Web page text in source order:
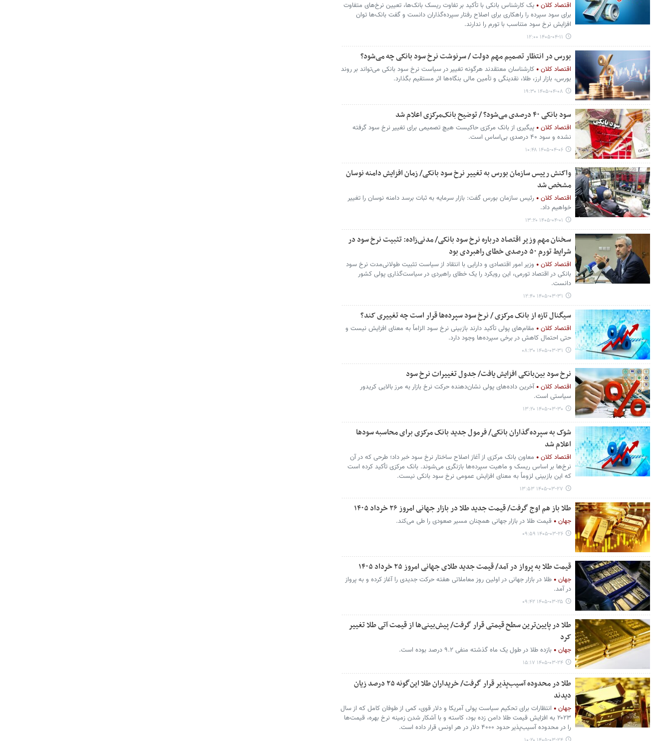
اقتصاد کلان
یک کارشناس بانکی با تأکید بر تفاوت ریسک بانک‌ها، تعیین نرخ‌های متفاوت
برای سود سپرده را راهکاری برای اصلاح رفتار سپرده‌گذاران دانست و گفت بانک‌ها توان
افزایش نرخ سود متناسب با تورم را ندارند.
۱۴۰۵-۰۴-۱۱ ۱۲:۰۰
بورس در انتظار تصمیم مهم دولت / سرنوشت نرخ سود بانکی چه می‌شود؟
اقتصاد کلان
کارشناسان معتقدند هرگونه تغییر در سیاست نرخ سود بانکی می‌تواند بر روند
بورس، بازار ارز، طلا، نقدینگی و تأمین مالی بنگاه‌ها اثر مستقیم بگذارد.
۱۴۰۵-۰۴-۰۸ ۱۹:۳۰
سود بانکی ۴۰ درصدی می‌شود؟ / توضیح بانک‌مرکزی اعلام شد
اقتصاد کلان
پیگیری از بانک مرکزی حاکیست هیچ تصمیمی برای تغییر نرخ سود گرفته
نشده و سود ۴۰ درصدی بی‌اساس است.
۱۴۰۵-۰۴-۰۶ ۱۰:۴۸
واکنش رییس سازمان بورس به تغییر نرخ سود بانکی/ زمان افزایش دامنه نوسان
مشخص شد
اقتصاد کلان
رئیس سازمان بورس گفت: بازار سرمایه به ثبات برسد دامنه نوسان را تغییر
خواهیم داد.
۱۴۰۵-۰۴-۰۱ ۱۳:۲۰
سخنان مهم وزیر اقتصاد درباره نرخ سود بانکی/ مدنی‌زاده: تثبیت نرخ سود در
شرایط تورم ۵۰ درصدی خطای راهبردی بود
اقتصاد کلان
وزیر امور اقتصادی و دارایی با انتقاد از سیاست تثبیت طولانی‌مدت نرخ سود
بانکی در اقتصاد تورمی، این رویکرد را یک خطای راهبردی در سیاست‌گذاری پولی کشور
دانست.
۱۴۰۵-۰۳-۳۱ ۱۲:۴۰
سیگنال تازه از بانک مرکزی / نرخ سود سپرده‌ها قرار است چه تغییری کند؟
اقتصاد کلان
مقام‌های پولی تأکید دارند بازبینی نرخ سود الزاماً به معنای افزایش نیست و
حتی احتمال کاهش در برخی سپرده‌ها وجود دارد.
۱۴۰۵-۰۳-۳۱ ۰۸:۳۰
نرخ سود بین‌بانکی افزایش یافت/ جدول تغییرات نرخ سود
اقتصاد کلان
آخرین داده‌های پولی نشان‌دهنده حرکت نرخ بازار به مرز بالایی کریدور
سیاستی است.
۱۴۰۵-۰۳-۳۰ ۱۳:۲۰
شوک به سپرده‌گذاران بانکی/ فرمول جدید بانک مرکزی برای محاسبه سودها
اعلام شد
اقتصاد کلان
معاون بانک مرکزی از آغاز اصلاح ساختار نرخ سود خبر داد؛ طرحی که در آن
نرخ‌ها بر اساس ریسک و ماهیت سپرده‌ها بازنگری می‌شوند. بانک مرکزی تأکید کرده است
که این بازبینی لزوماً به معنای افزایش عمومی نرخ سود بانکی نیست.
۱۴۰۵-۰۳-۲۷ ۱۳:۵۳
طلا باز هم اوج گرفت/ قیمت جدید طلا در بازار جهانی امروز ۲۶ خرداد ۱۴۰۵
جهان قیمت طلا در بازار جهانی همچنان مسیر صعودی را طی می‌کند.
۱۴۰۵-۰۳-۲۶ ۰۹:۵۹
قیمت طلا به پرواز در آمد/ قیمت جدید طلای جهانی امروز ۲۵ خرداد ۱۴۰۵
جهان
طلا در بازار جهانی در اولین روز معاملاتی هفته حرکت جدیدی را آغاز کرده و به پرواز
در آمد.
۱۴۰۵-۰۳-۲۵ ۰۹:۴۲
طلا در پایین‌ترین سطح قیمتی قرار گرفت/ پیش‌بینی‌ها از قیمت آتی طلا تغییر
کرد
جهان بازده طلا در طول یک ماه گذشته منفی ۹.۲ درصد بوده است.
۱۴۰۵-۰۳-۲۴ ۱۵:۱۷
طلا در محدوده آسیب‌پذیر قرار گرفت/ خریداران طلا این‌گونه ۲۵ درصد زیان
دیدند
جهان
انتظارات برای تحکیم سیاست پولی آمریکا و دلار قوی، کمی از طوفان کامل که از سال
۲۰۲۳ به افزایش قیمت طلا دامن زده بود، کاسته و با آشکار شدن زمینه نرخ بهره، قیمت‌ها
را در محدوده آسیب‌پذیر حدود ۴۰۰۰ دلار در هر اونس قرار داده است.